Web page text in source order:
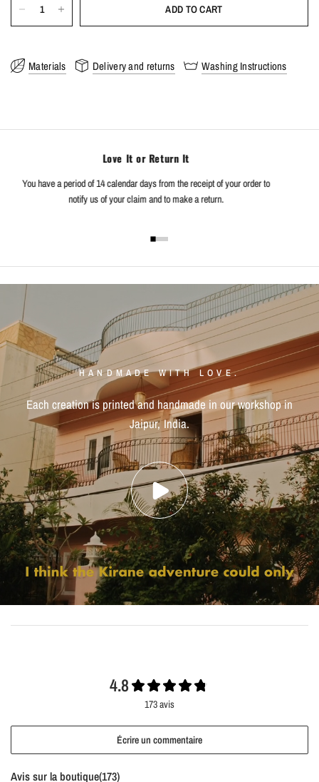
Lovingly and ethically made in our Villa Kirane workshop in
ADD TO CART
Materials Delivery and returns Washing Instructions
Love It or Return It
You have a period of 14 calendar days from the receipt of your order to
notify us of your claim and to make a return.
HANDMADE WITH LOVE.
Each creationis printedand handmade in ourworkshopin
Jaipur,India.
4.8
173 avis
Écrire un commentaire
Avis sur la boutique(173)